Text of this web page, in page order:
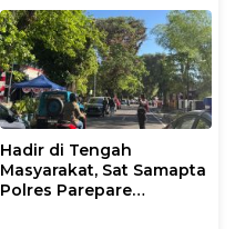
Hadir di Tengah
Masyarakat, Sat Samapta
Polres Parepare